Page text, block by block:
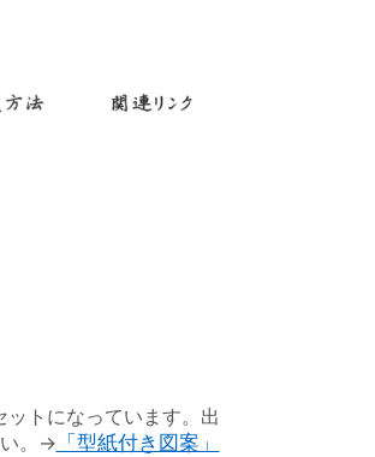
トになっています。出
い。→ 「型紙付き図案」